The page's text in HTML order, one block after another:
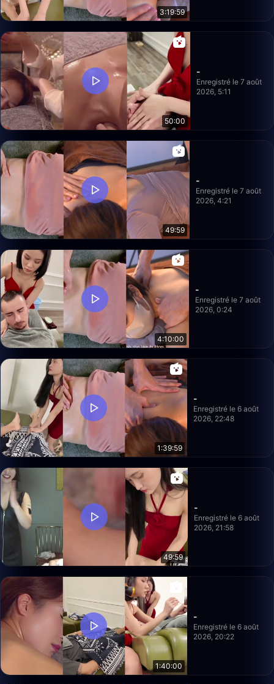
3:19:59
50:00
-
Enregistré le 7 août
2026, 5:11
49:59
-
Enregistré le 7 août
2026, 4:21
4:10:00
-
Enregistré le 7 août
2026, 0:24
1:39:59
-
Enregistré le 6 août
2026, 22:48
49:59
-
Enregistré le 6 août
2026, 21:58
1:40:00
-
Enregistré le 6 août
2026, 20:22